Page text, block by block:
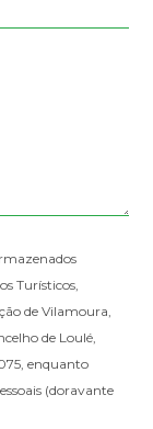
Turísticos,
de Vilamoura,
de Loulé,
enquanto
(doravante